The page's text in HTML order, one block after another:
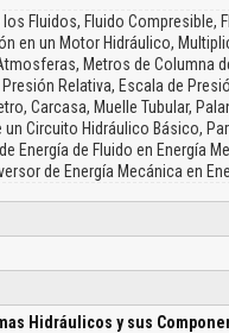
Fluidos, Fluido Compresible,
en un Motor Hidráulico,
Metros de Columna
Relativa, Escala de
Carcasa, Muelle Tubular,
Circuito Hidráulico Básico,
Energía de Fluido en Energía
de Energía Mecánica en
Hidráulicos y sus